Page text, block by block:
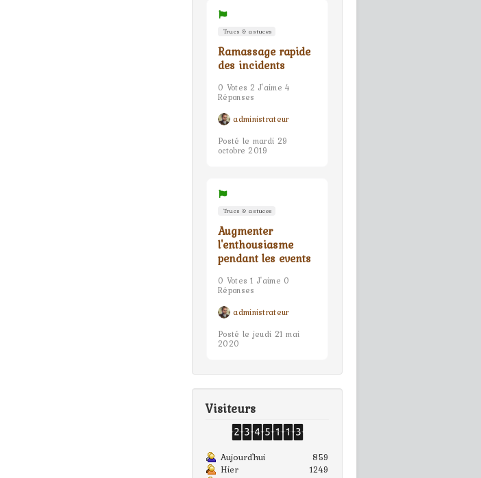
Trucs & astuces
Ramassage rapide
des incidents
0 Votes 2 J'aime 4
Réponses
administrateur
Posté le mardi 29
octobre 2019
Trucs & astuces
Augmenter
l'enthousiasme
pendant les events
0 Votes 1 J'aime 0
Réponses
administrateur
Posté le jeudi 21 mai
2020
Visiteurs
Aujourd'hui
859
Hier
1249